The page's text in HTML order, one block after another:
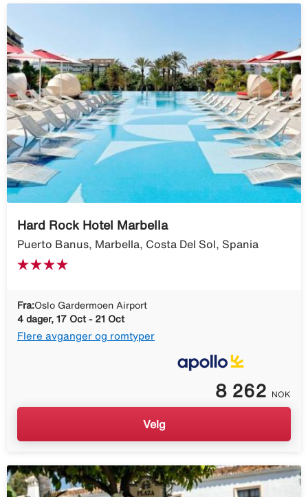
Hard Rock Hotel Marbella
Puerto Banus, Marbella, Costa Del Sol, Spania
Fra:Oslo Gardermoen Airport
4 dager, 17 Oct - 21 Oct
Flere avganger og romtyper
8 262 NOK
Velg